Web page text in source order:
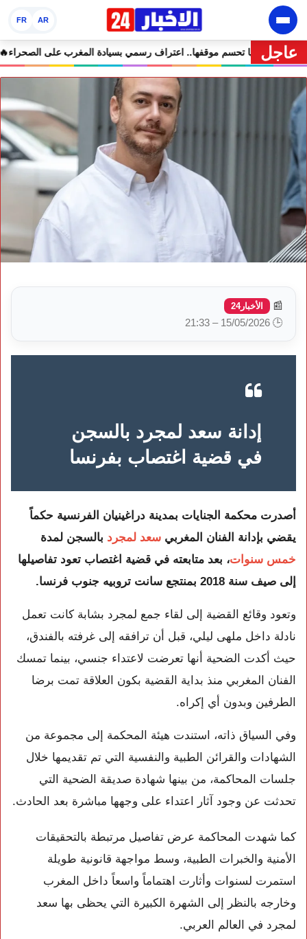
AR
FR
عاجل
مرمى التعليقات الساخرة🔥 كولومبيا تحسم موقفها.. اعتراف رسمي
📰 الأخبار24
🕒 15/05/2026 – 21:33
إدانة سعد لمجرد بالسجن
في قضية اغتصاب بفرنسا
أصدرت محكمة الجنايات بمدينة دراغينيان الفرنسية حكماً
يقضي بإدانة الفنان المغربي سعد لمجرد بالسجن لمدة
خمس سنوات، بعد متابعته في قضية اغتصاب تعود تفاصيلها
إلى صيف سنة 2018 بمنتجع سانت تروبيه جنوب فرنسا.
وتعود وقائع القضية إلى لقاء جمع لمجرد بشابة كانت تعمل
نادلة داخل ملهى ليلي، قبل أن ترافقه إلى غرفته بالفندق،
حيث أكدت الضحية أنها تعرضت لاعتداء جنسي، بينما تمسك
الفنان المغربي منذ بداية القضية بكون العلاقة تمت برضا
الطرفين وبدون أي إكراه.
وفي السياق ذاته، استندت هيئة المحكمة إلى مجموعة من
الشهادات والقرائن الطبية والنفسية التي تم تقديمها خلال
جلسات المحاكمة، من بينها شهادة صديقة الضحية التي
تحدثت عن وجود آثار اعتداء على وجهها مباشرة بعد الحادث.
كما شهدت المحاكمة عرض تفاصيل مرتبطة بالتحقيقات
الأمنية والخبرات الطبية، وسط مواجهة قانونية طويلة
استمرت لسنوات وأثارت اهتماماً واسعاً داخل المغرب
وخارجه بالنظر إلى الشهرة الكبيرة التي يحظى بها سعد
لمجرد في العالم العربي.